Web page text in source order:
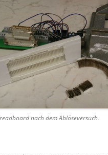
nach dem Ablöseversuch.